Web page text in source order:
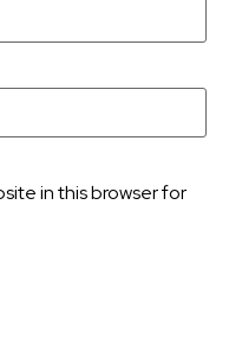
in this browser for